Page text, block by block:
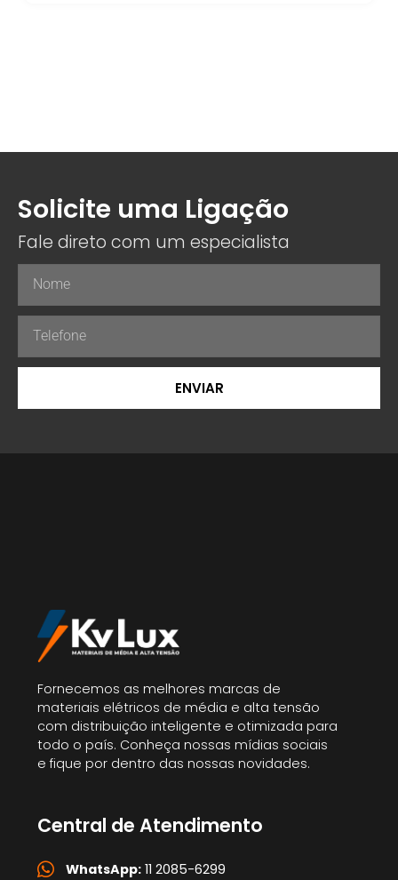
Solicite uma Ligação
Fale direto com um especialista
ENVIAR
Fornecemos as melhores marcas de
materiais elétricos de média e alta tensão
com distribuição inteligente e otimizada para
todo o país. Conheça nossas mídias sociais
e fique por dentro das nossas novidades.
Central de Atendimento
WhatsApp:11 2085-6299